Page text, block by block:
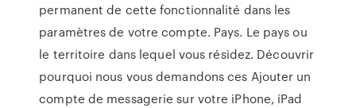
permanent de cette fonctionnalité dans les
paramètres de votre compte. Pays. Le pays ou
le territoire dans lequel vous résidez. Découvrir
pourquoi nous vous demandons ces Ajouter un
compte de messagerie sur votre iPhone, iPad